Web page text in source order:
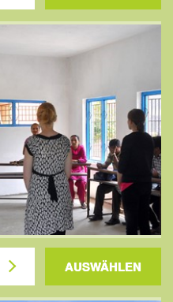
AUSWÄHLEN